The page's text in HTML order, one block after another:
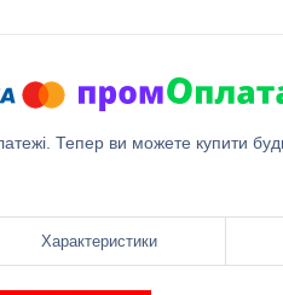
Тепер ви можете купити
Характеристики